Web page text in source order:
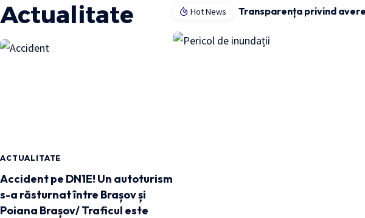
Actualitate
ACTUALITATE
Accident pe DN1E! Un autoturism
s-a răsturnat între Brașov și
Poiana Brașov/ Traficul este
Hot News